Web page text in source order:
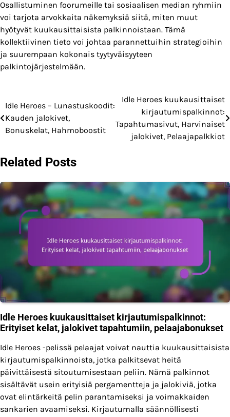
Osallistuminen foorumeille tai sosiaalisen median ryhmiin
voi tarjota arvokkaita näkemyksiä siitä, miten muut
hyötyvät kuukausittaisista palkinnoistaan. Tämä
kollektiivinen tieto voi johtaa parannettuihin strategioihin
ja suurempaan kokonais tyytyväisyyteen
palkintojärjestelmään.
Post
navigation
Idle Heroes – Lunastuskoodit:
Kauden jalokivet,
Bonuskelat, Hahmoboostit
Idle Heroes kuukausittaiset
kirjautumispalkinnot:
Tapahtumasivut, Harvinaiset
jalokivet, Pelaajapalkkiot
Related Posts
Idle Heroes kuukausittaiset kirjautumispalkinnot:
Erityiset kelat, jalokivet tapahtumiin, pelaajabonukset
Idle Heroes -pelissä pelaajat voivat nauttia kuukausittaisista
kirjautumispalkinnoista, jotka palkitsevat heitä
päivittäisestä sitoutumisestaan peliin. Nämä palkinnot
sisältävät usein erityisiä pergamentteja ja jalokiviä, jotka
ovat elintärkeitä pelin parantamiseksi ja voimakkaiden
sankarien avaamiseksi. Kirjautumalla säännöllisesti